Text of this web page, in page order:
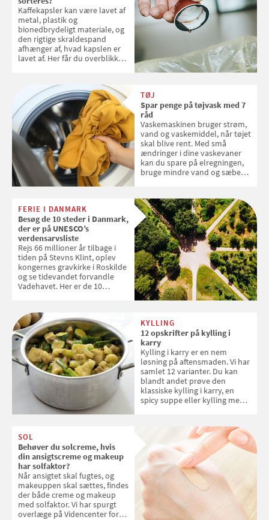
Kaffekapsler kan være lavet af
metal, plastik og
bionedbrydeligt materiale, og
den rigtige skraldespand
afhænger af, hvad kapslen er
lavet af. Her får du overblikket
TØJ
Spar penge på tøjvask med 7
råd
Vaskemaskinen bruger strøm,
vand og vaskemiddel, når tøjet
skal blive rent. Med små
ændringer i dine vaskevaner
kan du spare på elregningen,
bruge mindre vand og sæbe
enkle råd til at spare penge på
tøjvasken
FERIE I DANMARK
Besøg de 10 steder i Danmark,
der er på UNESCO’s
verdensarvsliste
Rejs 66 millioner år tilbage i
tiden på Stevns Klint, oplev
kongernes gravkirke i Roskilde
og se tidevandet forvandle
Vadehavet. Her er de 10
KYLLING
12 opskrifter på kylling i
karry
Kylling i karry er en nem
løsning på aftensmaden. Vi har
samlet 12 varianter. Du kan
blandt andet prøve den
klassiske kylling i karry, en
spicy suppe eller kylling med
SOL
Behøver du solcreme, hvis
din ansigtscreme og makeup
har solfaktor?
Når ansigtet skal fugtes, og
makeuppen skal sættes, findes
der både creme og makeup
med solfaktor. Vi har spurgt
overlæge på Videncenter for